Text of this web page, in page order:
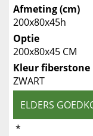
Afmeting (cm)
200x80x45h
Optie
200x80x45 CM
Kleur fiberstone
ZWART
ELDERS
*